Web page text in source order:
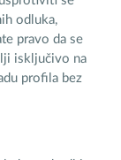
odluka,
pravo da se
isključivo na
profila bez